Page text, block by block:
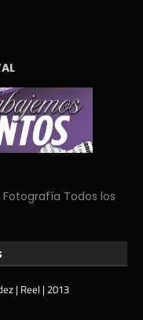
Todos los
| Reel | 2013